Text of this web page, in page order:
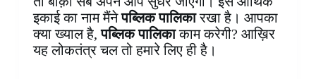
इकाई का नाम मैंनेपब्लिक पालिकारखा है। आपका
क्या ख्याल है,पब्लिक पालिकाकाम करेगी? आख़िर
यह लोकतंत्र चल तो हमारे लिए ही है।